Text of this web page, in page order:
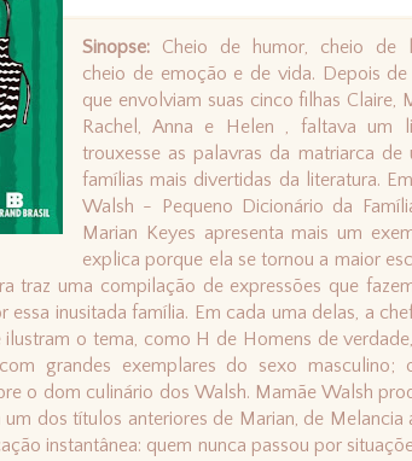
Sinopse: Cheio de humor, cheio de
cheio de emoção e de vida. Depois de
que envolviam suas cinco filhas Claire,
Rachel, Anna e Helen , faltava um
trouxesse as palavras da matriarca de
famílias mais divertidas da literatura.
Walsh - Pequeno Dicionário da
Marian Keyes apresenta mais um
explica porque ela se tornou a maior
traz uma compilação de expressões que
essa inusitada família. Em cada uma delas, a
ilustram o tema, como H de Homens de
grandes exemplares do sexo masculino;
o dom culinário dos Walsh. Mamãe Walsh
dos títulos anteriores de Marian, de Melancia
instantânea: quem nunca passou por